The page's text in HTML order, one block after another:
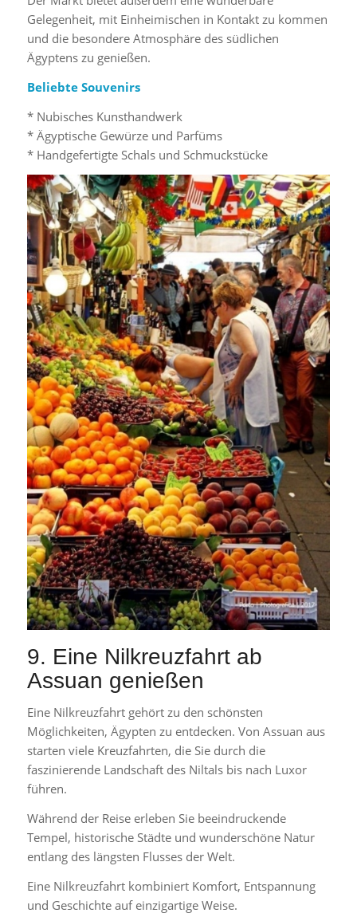
Gelegenheit, mit Einheimischen in Kontakt zu kommen
und die besondere Atmosphäre des südlichen
Ägyptens zu genießen.
Beliebte Souvenirs
* Nubisches Kunsthandwerk
* Ägyptische Gewürze und Parfüms
* Handgefertigte Schals und Schmuckstücke
9. Eine Nilkreuzfahrt ab
Assuan genießen
Eine Nilkreuzfahrt gehört zu den schönsten
Möglichkeiten, Ägypten zu entdecken. Von Assuan aus
starten viele Kreuzfahrten, die Sie durch die
faszinierende Landschaft des Niltals bis nach Luxor
führen.
Während der Reise erleben Sie beeindruckende
Tempel, historische Städte und wunderschöne Natur
entlang des längsten Flusses der Welt.
Eine Nilkreuzfahrt kombiniert Komfort, Entspannung
und Geschichte auf einzigartige Weise.